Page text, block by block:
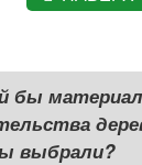
бы
выбрали?